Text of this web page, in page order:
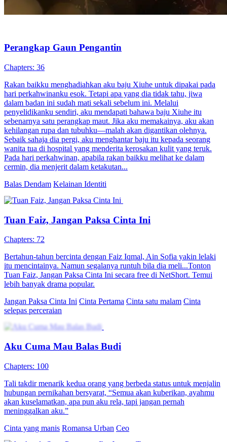
Paman Jangan Manjakan Aku
82 Episodes
Paman Jangan Manjakan Aku
Cinta Setelah PernikahanRomansaRomansa Urban